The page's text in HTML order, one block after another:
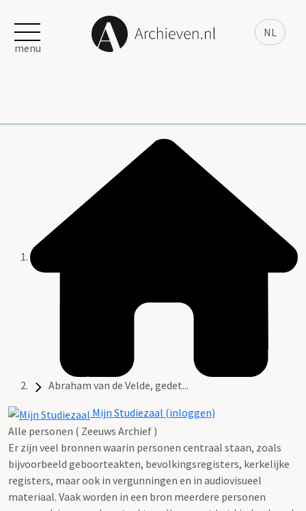
NL
menu
Abraham van de Velde, gedet...
Mijn Studiezaal (inloggen)
Alle personen ( Zeeuws Archief )
Er zijn veel bronnen waarin personen centraal staan, zoals
bijvoorbeeld geboorteakten, bevolkingsregisters, kerkelijke
registers, maar ook in vergunningen en in audiovisueel
materiaal. Vaak worden in een bron meerdere personen